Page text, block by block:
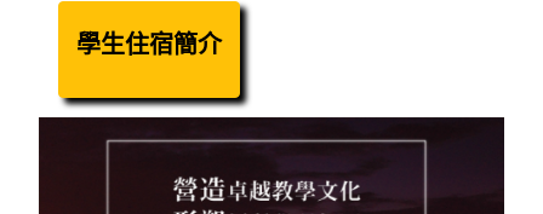
學生住宿簡介